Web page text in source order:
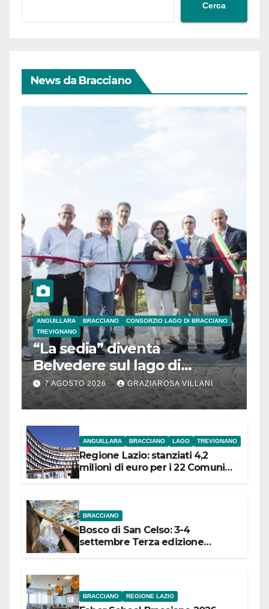
Cerca
News da Bracciano
ANGUILLARA BRACCIANO
CONSORZIO LAGO DI BRACCIANO
TREVIGNANO
“La sedia” diventa
Belvedere sul lago di
Bracciano: ieri
l’inaugurazione
7 AGOSTO 2026 GRAZIAROSA VILLANI
ANGUILLARA BRACCIANO LAGO TREVIGNANO
Regione Lazio: stanziati 4,2
milioni di euro per i 22 Comuni
BRACCIANO
Bosco di San Celso: 3-4
settembre Terza edizione
BRACCIANO REGIONE LAZIO